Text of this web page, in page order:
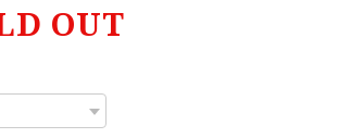
OUT